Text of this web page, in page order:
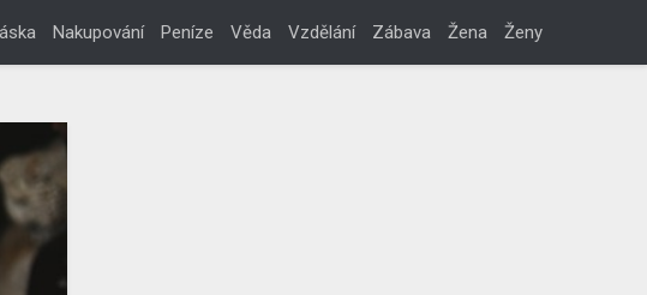
Nakupování Peníze Věda Vzdělání Zábava Žena Ženy